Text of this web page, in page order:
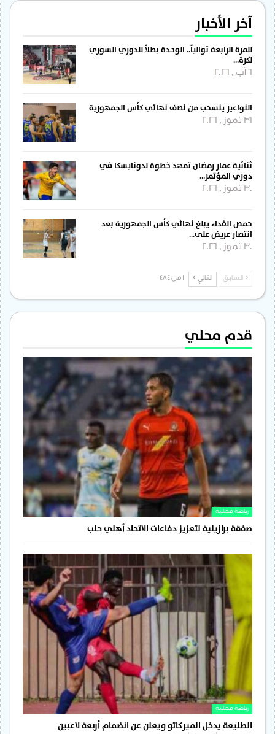
آخر الأخبار
للمرة الرابعة توالياً.. الوحدة بطلاً للدوري السوري
لكرة…
النواعير ينسحب من نصف نهائي كأس الجمهورية
31 تموز , 2026
ثنائية عمار رمضان تمهد خطوة لدونايسكا في
دوري المؤتمر…
30 تموز , 2026
حمص الفداء يبلغ نهائي كأس الجمهورية بعد
انتصار عريض على…
30 تموز , 2026
السابق التالي
قدم محلي
رياضة محلية
صفقة برازيلية لتعزيز دفاعات الاتحاد أهلي حلب
رياضة محلية
الطليعة يدخل الميركاتو ويعلن عن انضمام أربعة لاعبين